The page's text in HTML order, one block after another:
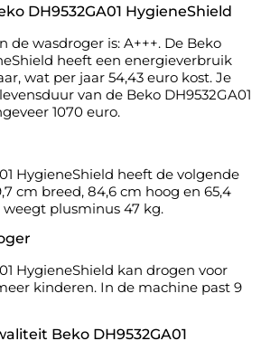
DH9532GA01 HygieneShield
de wasdroger is: A+++. De Beko
heeft een energieverbruik
wat per jaar 54,43 euro kost. Je
van de Beko DH9532GA01
1070 euro.
HygieneShield heeft de volgende
cm breed, 84,6 cm hoog en 65,4
plusminus 47 kg.
HygieneShield kan drogen voor
kinderen. In de machine past 9
Beko DH9532GA01